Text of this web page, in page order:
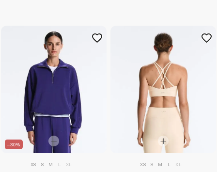
–30%
XS S M L XL XS S M L XL